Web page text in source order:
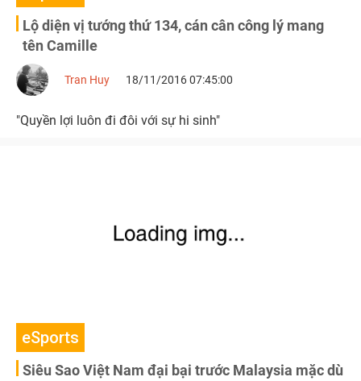
Lộ diện vị tướng thứ 134, cán cân công lý mang
tên Camille
Tran Huy 18/11/2016 07:45:00
"Quyền lợi luôn đi đôi với sự hi sinh"
eSports
Siêu Sao Việt Nam đại bại trước Malaysia mặc dù